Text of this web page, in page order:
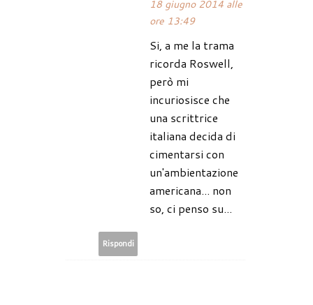
18 giugno 2014 alle
ore 13:49
Si, a me la trama
ricorda Roswell,
però mi
incuriosisce che
una scrittrice
italiana decida di
cimentarsi con
un'ambientazione
americana... non
so, ci penso su...
Rispondi